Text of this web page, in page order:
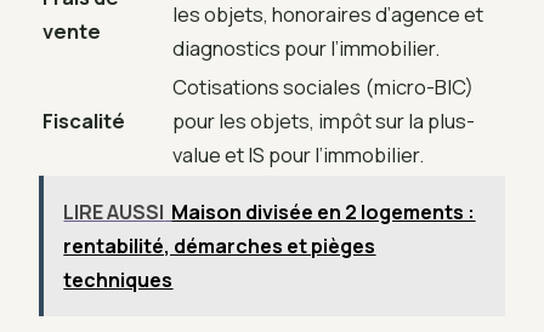
vente
les objets, honoraires d’agence et
diagnostics pour l’immobilier.
Fiscalité
Cotisations sociales (micro-BIC)
pour les objets, impôt sur la plus-
value et IS pour l’immobilier.
LIRE AUSSI Maison divisée en 2 logements :
rentabilité, démarches et pièges
techniques